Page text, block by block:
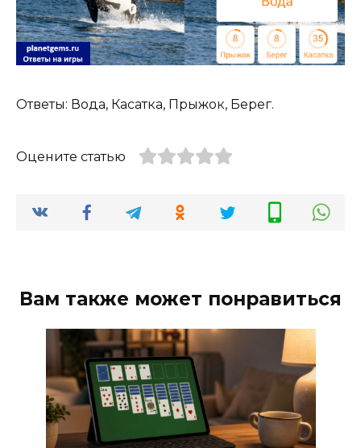
Ответы: Вода, Касатка, Прыжок, Берег.
Оцените статью
Вам также может понравиться